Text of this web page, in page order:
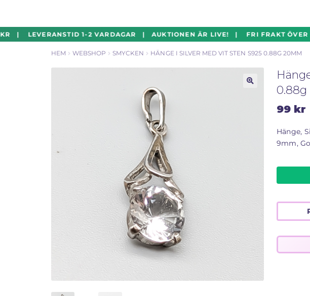
Hoppa
till
navigering
Hoppa
till
innehåll
LEVERANSTID 1-2 VARDAGAR | AUKTIONEN ÄR LIVE! | FRI FRAKT
HEM WEBSHOP SMYCKEN HÄNGE I SILVER MED VIT STEN S925 0.88G 20MM
99 kr
Hänge,
9mm,